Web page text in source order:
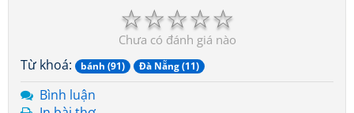
☆
☆
☆
☆
☆
Chưa có đánh giá nào
Từ khoá: bánh (91) Đà Nẵng (11)
Bình luận